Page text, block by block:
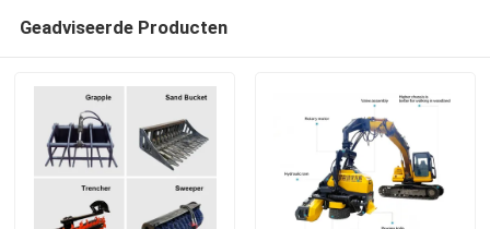
Geadviseerde Producten